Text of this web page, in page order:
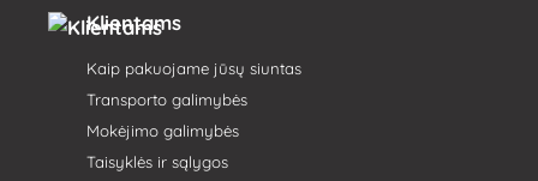
Klientams
Kaip pakuojame jūsų siuntas
Transporto galimybės
Mokėjimo galimybės
Taisyklės ir sąlygos